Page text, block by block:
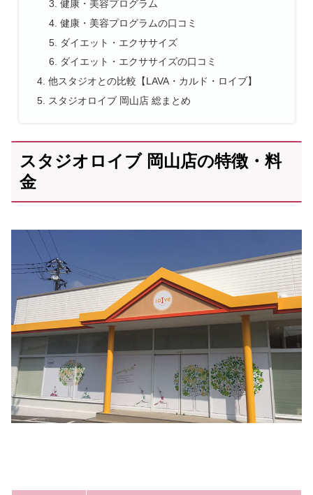
健康・美容プログラム
健康・美容プログラムの口コミ
ダイエット・エクササイズ
ダイエット・エクササイズの口コミ
他スタジオとの比較【LAVA・カルド・ロイブ】
スタジオロイブ 岡山店 総まとめ
スタジオロイブ 岡山店の特徴・料
金